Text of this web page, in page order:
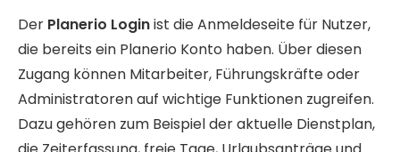
Der Planerio Loginist die Anmeldeseite für Nutzer,
die bereits ein Planerio Konto haben. Über diesen
Zugang können Mitarbeiter, Führungskräfte oder
Administratoren auf wichtige Funktionen zugreifen.
Dazu gehören zum Beispiel der aktuelle Dienstplan,